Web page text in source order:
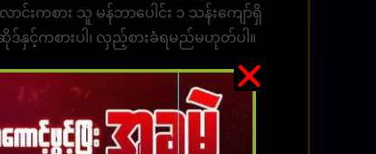
ကစား သူ မန်ဘာပေါင်း ၁ သန်းကျော်ရှိ
င့်ကစားပါ၊ လှည့်စားခံရမည်မဟုတ်ပါ။
စီနိုလောင်းကစားဝ